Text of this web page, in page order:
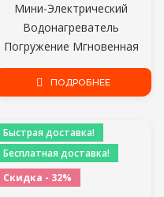
Мини-Электрический
Водонагреватель
Погружение Мгновенная
Вода Вода 12V/24V
Портативный
Горячей Воды
Нагревательный Элемент
ПОДРОБНЕЕ
Быстрая доставка!
Бесплатная доставка!
Скидка - 32%